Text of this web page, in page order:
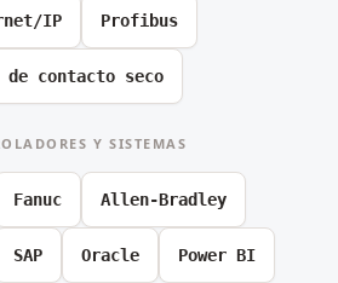
IP Profibus
de contacto seco
Y SISTEMAS
Fanuc Allen-Bradley
SAP Oracle Power BI